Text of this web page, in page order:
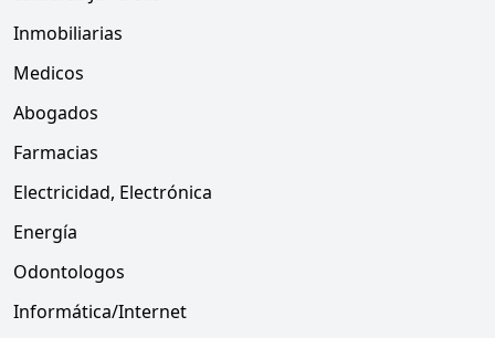
Inmobiliarias
Medicos
Abogados
Farmacias
Electricidad, Electrónica
Energía
Odontologos
Informática/Internet